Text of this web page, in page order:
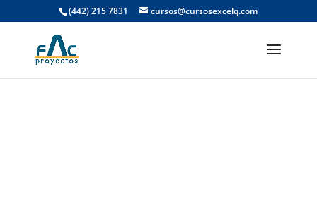
Todavía no hay ninguna lección publicada en
este curso.
(442) 215 7831 cursos@cursosexcelq.com